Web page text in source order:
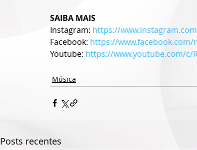
SAIBA MAIS
Instagram: https://
Facebook: https://www.facebook.com/
Youtube: https://www.youtube.com/c/
Música
Posts recentes